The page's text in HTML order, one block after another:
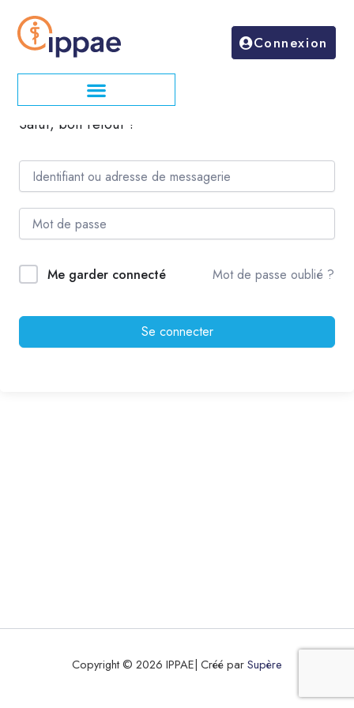
contenu
Connexion
Salut, bon retour !
Me garder connecté Mot de passe oublié ?
Se connecter
Copyright © 2026 IPPAE| Créé parSupère